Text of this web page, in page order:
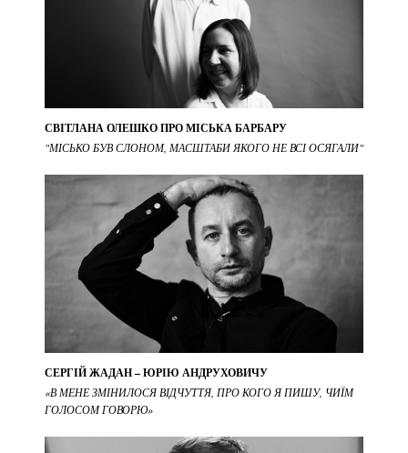
СВІТЛАНА ОЛЕШКО ПРО МІСЬКА БАРБАРУ
"МІСЬКО БУВ СЛОНОМ, МАСШТАБИ ЯКОГО НЕ ВСІ ОСЯГАЛИ"
СЕРГІЙ ЖАДАН – ЮРІЮ АНДРУХОВИЧУ
«В МЕНЕ ЗМІНИЛОСЯ ВІДЧУТТЯ, ПРО КОГО Я ПИШУ, ЧИЇМ
ГОЛОСОМ ГОВОРЮ»